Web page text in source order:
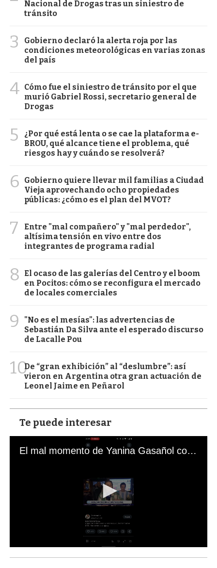
Nacional de Drogas tras un siniestro de
tránsito
3
Gobierno declaró la alerta roja por las
condiciones meteorológicas en varias zonas
del país
4 Cómo fue el siniestro de tránsito por el que
murió Gabriel Rossi, secretario general de
Drogas
5
¿Por qué está lenta o se cae la plataforma e-
BROU, qué alcance tiene el problema, qué
riesgos hay y cuándo se resolverá?
6
Gobierno quiere llevar mil familias a Ciudad
Vieja aprovechando ocho propiedades
públicas: ¿cómo es el plan del MVOT?
7
Entre "mal compañero" y "mal perdedor",
altísima tensión en vivo entre dos
integrantes de programa radial
8
El ocaso de las galerías del Centro y el boom
en Pocitos: cómo se reconfigura el mercado
de locales comerciales
9
"No es el mesías": las advertencias de
Sebastián Da Silva ante el esperado discurso
de Lacalle Pou
10De “gran exhibición” al “deslumbre”: así
vieron en Argentina otra gran actuación de
Leonel Jaime en Peñarol
Te puede interesar
El mal momento de Yanina Gasañol con un hincha argentino en "Subrayado"
s